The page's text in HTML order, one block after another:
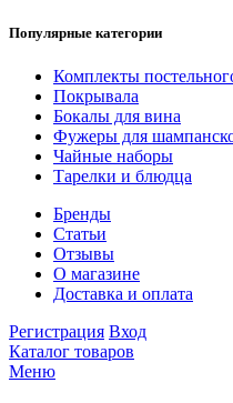
Популярные категории
Комплекты
Покрывала
Бокалы для вина
Фужеры для
Чайные наборы
Тарелки и блюдца
Бренды
Статьи
Отзывы
О магазине
Доставка и оплата
Регистрация Вход
Каталог товаров
Меню